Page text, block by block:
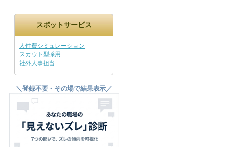
スポットサービス
人件費シミュレーション
スカウト型採用
社外人事担当
＼登録不要・その場で結果表示／